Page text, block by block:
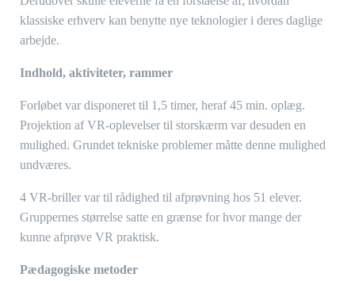
klassiske erhverv kan benytte nye teknologier i deres daglige
arbejde.
Indhold, aktiviteter, rammer
Forløbet var disponeret til 1,5 timer, heraf 45 min. oplæg.
Projektion af VR-oplevelser til storskærm var desuden en
mulighed. Grundet tekniske problemer måtte denne mulighed
undværes.
4 VR-briller var til rådighed til afprøvning hos 51 elever.
Gruppernes størrelse satte en grænse for hvor mange der
kunne afprøve VR praktisk.
Pædagogiske metoder